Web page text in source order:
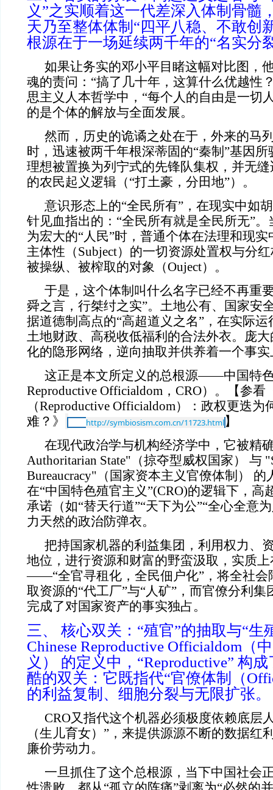
义”之实顺着这一代差深入体制骨髓
天乃至整体体制“四平八稳、不敢创
根源在于一场延续两千年的“名实分
如果让务实的邓小平目睹这幅对比图，
魂的责问：“搞了几十年，这算什么优越性
思主义人本哲学中，“每个人的自由是一切
的是个体的解放与全面发展。
然而，历史的诡谲之处在于，外来的马
时，迅速被两千年根深蒂固的“秦制”基因
理想被置换为列宁式的先锋队集权，并无
的农民起义逻辑（“打土豪，分田地”）。
意识形态上的“全民所有”，在现实中如
针见血指出的：“全民所有就是全民所无”
为宏大的“人民”时，普通个体在法理和现
主体性（Subject）的一切资源处置权与分
被操纵、被榨取的对象（Ouject）。
于是，这个体制叫什么名字已经不再重
舜之言，行桀纣之实”。土地公有、国家安
据道德制高点的“高超道义之名”，在实际
土地财政、高税收低福利的合法外衣。庞
化的隐形网络，逆向抽取并供养着一个事
这正是本文所定义的总根源——中国特色
Reproductive Officialdom，CRO）。【参看
（Reproductive Officialdom）：政权更迭
难？》
http://symbiosism.com.cn/11723.html】
在现代政治学与机构经济学中，它被精
Authoritarian State"（掠夺型威权国家） 与
Bureaucracy"（国家资本主义官僚体制） 的
在“中国特色殖官主义”(CRO)的逻辑下，高
承诺（如“替天行道”“天下为公”“全心全意
力天然的政治防弹衣。
把持国家机器的利益集团，利用权力、
地位，进行资源和财富的野蛮汲取，实质上
——“全官寻租化，全民佃户化”，将全社会
取资源的“代工厂”与“人矿”，而官僚分利
完成了对国家资产的事实独占。
三、 核心双关：“殖官”的抽取与“生
Chinese Reproductive Officialdom（
义） 的定义中，“Reproductive” 构
酷的双关：它既指代“官僚体制（
的利益复制、细胞分裂与无限扩张。
CRO又指代这个机器必须极度依赖底层
（生儿育女）”，来提供源源不断的数据红
廉价劳动力。
一旦抓住了这个总根源，当下中国社会